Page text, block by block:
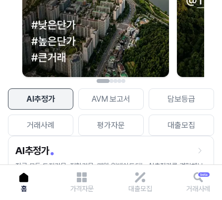
AI추정가 AVM 보고서 담보등급
거래사례 평가자문 대출모집
AI추정가
전국 모든 토지건물, 집합건물, 매월 업데이트되는 AI추정가를 경험해보
세요.
홈 가격자문 대출모집 거래사례